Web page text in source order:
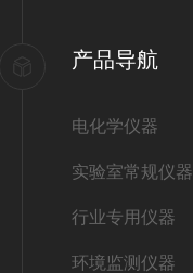
产品导航
电化学仪器
实验室常规仪器
行业专用仪器
环境监测仪器